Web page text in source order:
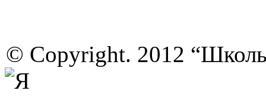
© Copyright. 2012